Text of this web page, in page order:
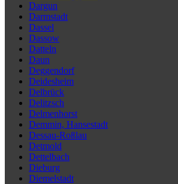
Dargun
Darmstadt
Dassel
Dassow
Datteln
Daun
Deggendorf
Deidesheim
Delbrück
Delitzsch
Delmenhorst
Demmin, Hansestadt
Dessau-Roßlau
Detmold
Dettelbach
Dieburg
Diemelstadt